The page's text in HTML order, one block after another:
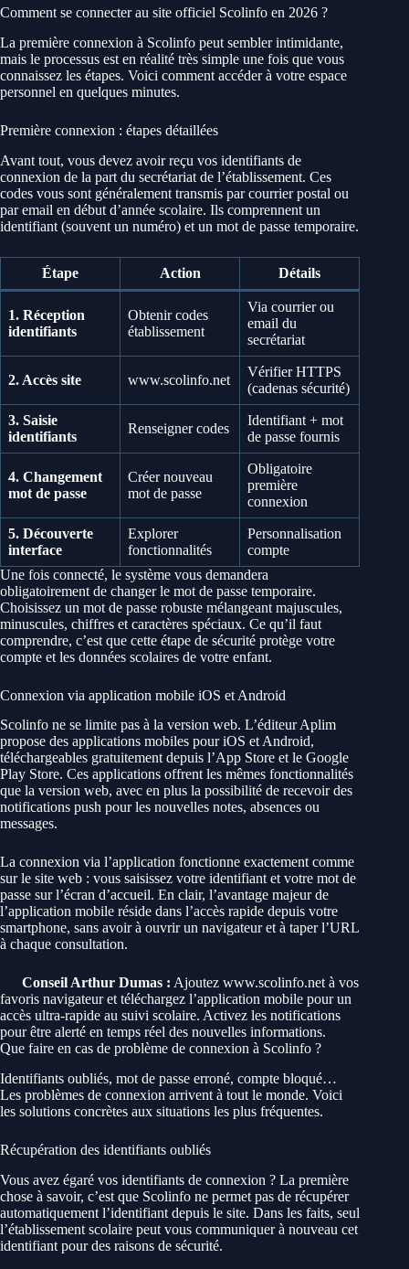
Comment se connecter au site officiel Scolinfo en 2026 ?
La première connexion à Scolinfo peut sembler intimidante,
mais le processus est en réalité très simple une fois que vous
connaissez les étapes. Voici comment accéder à votre espace
personnel en quelques minutes.
Première connexion : étapes détaillées
Avant tout, vous devez avoir reçu vos identifiants de
connexion de la part du secrétariat de l’établissement. Ces
codes vous sont généralement transmis par courrier postal ou
par email en début d’année scolaire. Ils comprennent un
identifiant (souvent un numéro) et un mot de passe temporaire.
Étape Action Détails
1. Réception
identifiants
Obtenir codes
établissement
Via courrier ou
email du
secrétariat
2. Accès site www.scolinfo.net
Vérifier HTTPS
(cadenas sécurité)
3. Saisie
identifiants
Renseigner codes
Identifiant + mot
de passe fournis
4. Changement
mot de passe
Créer nouveau
mot de passe
Obligatoire
première
connexion
5. Découverte
interface
Explorer
fonctionnalités
Personnalisation
compte
Une fois connecté, le système vous demandera
obligatoirement de changer le mot de passe temporaire.
Choisissez un mot de passe robuste mélangeant majuscules,
minuscules, chiffres et caractères spéciaux. Ce qu’il faut
comprendre, c’est que cette étape de sécurité protège votre
compte et les données scolaires de votre enfant.
Connexion via application mobile iOS et Android
Scolinfo ne se limite pas à la version web. L’éditeur Aplim
propose des applications mobiles pour iOS et Android,
téléchargeables gratuitement depuis l’App Store et le Google
Play Store. Ces applications offrent les mêmes fonctionnalités
que la version web, avec en plus la possibilité de recevoir des
notifications push pour les nouvelles notes, absences ou
messages.
La connexion via l’application fonctionne exactement comme
sur le site web : vous saisissez votre identifiant et votre mot de
passe sur l’écran d’accueil. En clair, l’avantage majeur de
l’application mobile réside dans l’accès rapide depuis votre
smartphone, sans avoir à ouvrir un navigateur et à taper l’URL
à chaque consultation.
Conseil Arthur Dumas : Ajoutez www.scolinfo.net à vos
favoris navigateur et téléchargez l’application mobile pour un
accès ultra-rapide au suivi scolaire. Activez les notifications
pour être alerté en temps réel des nouvelles informations.
Que faire en cas de problème de connexion à Scolinfo ?
Identifiants oubliés, mot de passe erroné, compte bloqué…
Les problèmes de connexion arrivent à tout le monde. Voici
les solutions concrètes aux situations les plus fréquentes.
Récupération des identifiants oubliés
Vous avez égaré vos identifiants de connexion ? La première
chose à savoir, c’est que Scolinfo ne permet pas de récupérer
automatiquement l’identifiant depuis le site. Dans les faits, seul
l’établissement scolaire peut vous communiquer à nouveau cet
identifiant pour des raisons de sécurité.